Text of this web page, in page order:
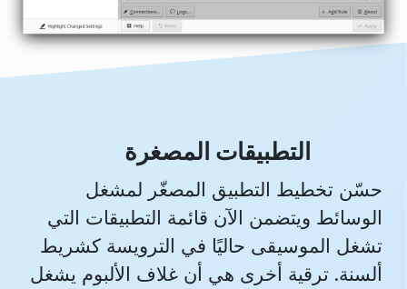
التطبيقات المصغرة
حسّن تخطيط التطبيق المصغّر لمشغل
الوسائط ويتضمن الآن قائمة التطبيقات التي
تشغل الموسيقى حاليًا في الترويسة كشريط
ألسنة. ترقية أخرى هي أن غلاف الألبوم يشغل